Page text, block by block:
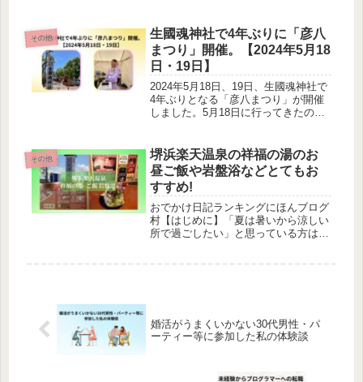
その他
生國魂神社で4年ぶりに「彦八
まつり」開催。【2024年5月18
日・19日】
2024年5月18日、19日、生國魂神社で
4年ぶりとなる「彦八まつり」が開催
しました。5月18日に行ってきたので
その他
堺浜楽天温泉の祥福の湯のお
昼ご飯や岩盤浴などとてもお
すすめ!
おでかけ日記ランキングにほんブログ
村【はじめに】「夏は暑いから涼しい
所で過ごしたい」と思っている方は多
婚活がうまくいかない30代男性・パ
ーティー等に参加した私の体験談